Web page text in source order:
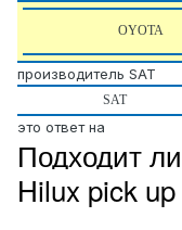
OYOTA
производитель SAT
SAT
это ответ на
Подходит
Hilux pick